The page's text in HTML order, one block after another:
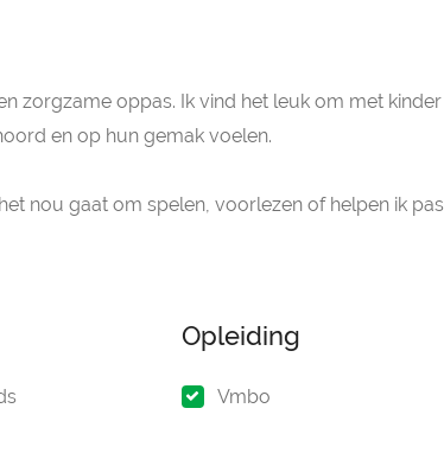
zorgzame oppas. Ik vind het leuk om met kinder
en op hun gemak voelen.
nou gaat om spelen, voorlezen of helpen ik pas
Opleiding
Vmbo